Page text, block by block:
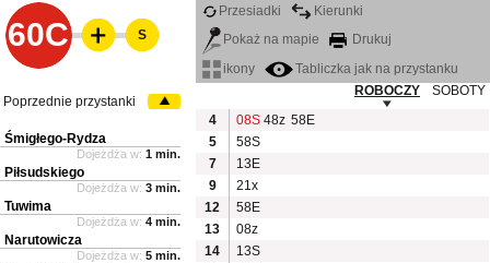
60C
Przesiadki
Kierunki
Pokaż na mapie
Drukuj
ikony
Tabliczka jak na przystanku
ROBOCZY
SOBOTY
4
08S 48z 58E
5
58S
7
13E
9
21x
12
58E
13
08z
14
13S
S
Poprzednie przystanki
Śmigłego-Rydza
Dojeżdża w: 1 min.
Piłsudskiego
Dojeżdża w: 3 min.
Tuwima
Dojeżdża w: 4 min.
Narutowicza
Dojeżdża w: 5 min.